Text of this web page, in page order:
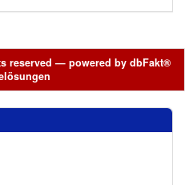
reserved — powered by dbFakt®